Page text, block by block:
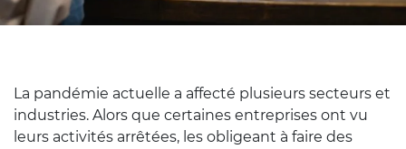
La pandémie actuelle a affecté plusieurs secteurs et
industries. Alors que certaines entreprises ont vu
leurs activités arrêtées, les obligeant à faire des